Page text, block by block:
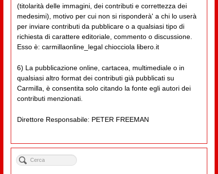
(titolarità delle immagini, dei contributi e correttezza dei
medesimi), motivo per cui non si risponderà' a chi lo userà
per inviare contributi da pubblicare o a qualsiasi tipo di
richiesta di carattere editoriale, commento o discussione.
Esso è: carmillaonline_legal chiocciola libero.it
6) La pubblicazione online, cartacea, multimediale o in
qualsiasi altro format dei contributi già pubblicati su
Carmilla, è consentita solo citando la fonte egli autori dei
contributi menzionati.
Direttore Responsabile: PETER FREEMAN